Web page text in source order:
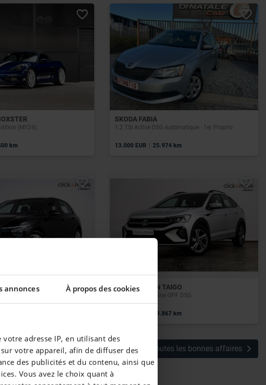
annonces À propos des cookies
adresse IP, en utilisant des
votre appareil, afin de diffuser des
des publicités et du contenu, ainsi que
Vous avez le choix quant à
(MY24)
km
SKODA FABIA
1.2 TSI Active DSG Automatique - 1er Proprio
13.000 EUR | 25.974 km
VOLKSWAGEN TAIGO
Taigo 1.0 TSI R-Line OPF DSG
29.867 km
Voir toutes les bonnes affaires